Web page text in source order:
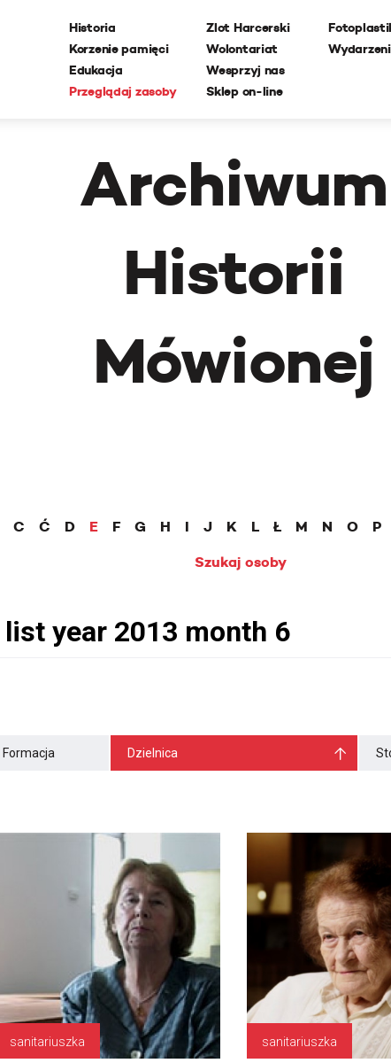
Historia
Korzenie pamięci
Edukacja
Przeglądaj zasoby
Zlot Harcerski
Wolontariat
Wesprzyj nas
Sklep on-line
Archiwum
Historii
Mówionej
C Ć D E F G H I J K L Ł M N O P
Szukaj osoby
Formacja Dzielnica
sanitariuszka sanitariuszka